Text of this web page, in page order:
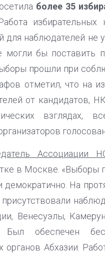
более 35
для наблюдателей
могли бы поставить
прошли при
отметил, что на
от кандидатов,
взглядах,
Ассоциации
в Москве. «Выборы
демократично. На
присутствовали
Венесуэлы,
обеспечен
органов Абхазии.